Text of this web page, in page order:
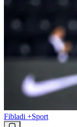
Fibladi +Sport